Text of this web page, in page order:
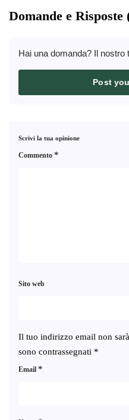
Domande e Risposte
Hai una domanda? Il nostro
Post
Scrivi la tua opinione
Il tuo indirizzo email non
sono contrassegnati *
Commento *
Email *
Sito web